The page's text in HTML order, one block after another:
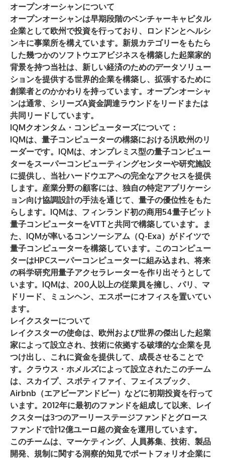
オープンオーシャンについて
オープンオーシャンは早期段階のベンチャーキャピタル
企業として欧州で投資を行っており、ロンドンとヘルシ
ンキに事業所を構えています。新規カテゴリーをもたら
した幾つかのソフトウエアビジネスを構築した起業家的
背景を持つ当社は、新しい経済のためのデータソリュー
ションを提供する世界的企業を構築し、拡張するために
創業者とのかかわりを持っています。オープンオーシャ
ンは通常、シリーズA資金調達ラウンドをリードまたは
共同リードしています。
IQMクオンタム・コンピューターズについて：
IQMは、量子コンピューターの構築における汎欧州のリ
ーダーです。IQMは、オンプレミス型の量子コンピュー
ターをスーパーコンピューティングセンターや研究施設
に提供し、当社ハードウエアへの完全なアクセスを提供
します。産業分野の顧客には、独自の特定アプリケーシ
ョン向け協調設計の手法を通じて、量子の優位性をもた
らします。IQMは、フィンランド初の商用54量子ビット
量子コンピューターをVTTと共同で構築しています。ま
た、IQMが率いるコンソーシアム（Q-Exa）がドイツで
量子コンピューターを構築しています。このコンピュー
ターはHPCスーパーコンピューターに組み込まれ、将来
の科学研究用量子アクセラレーターを作り出そうとして
います。IQMは、200人以上の従業員を擁し、パリ、マ
ドリード、ミュンヘン、エスポーにオフィスを置いてい
ます。
レイクスターについて
レイクスターの使命は、欧州および世界の傑出した起業
家によって設立され、技術に依拠する破壊的な企業を見
つけ出し、これに資金を提供して、成長させることで
す。クラウス・ホメルズによって設立されたこのチーム
は、スカイプ、スポティファイ、フェイスブック、
Airbnb（エアビーアンドビー）などに初期投資を行って
います。2012年に最初のファンドを組成して以来、レイ
クスターは3つのアーリーステージファンドとグロース
ファンドで計12億ユーロ超の資金を運用しています。
このチームは、マーケティング、人員募集、技術、製品
開発、規制に関する洞察的知見でポートフォリオ企業に